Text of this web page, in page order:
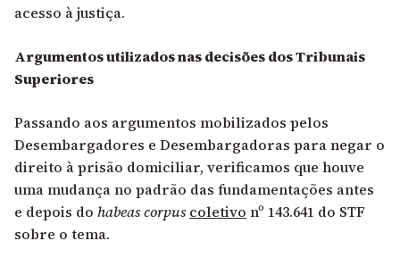
acesso à justiça.
Argumentos utilizados nas decisões dos Tribunais
Superiores
Passando aos argumentos mobilizados pelos
Desembargadores e Desembargadoras para negar o
direito à prisão domiciliar, verificamos que houve
uma mudança no padrão das fundamentações antes
e depois do habeas corpuscoletivo nº 143.641 do STF
sobre o tema.